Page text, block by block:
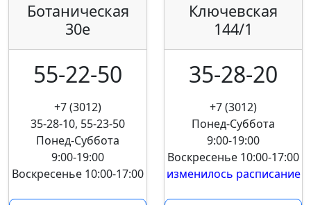
Ботаническая
30е
55-22-50
+7 (3012)
35-28-10, 55-23-50
Понед-Суббота
9:00-19:00
Воскресенье 10:00-17:00
Ключевская
144/1
35-28-20
+7 (3012)
Понед-Суббота
9:00-19:00
Воскресенье 10:00-17:00
изменилось расписание